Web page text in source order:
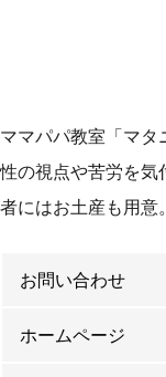
ママパパ教室「マ
性の視点や苦労を気
者にはお土産も用意
お問い合わせ
ホームページ